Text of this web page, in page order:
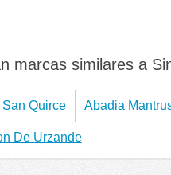
marcas similares a
Quirce Abadia
De Urzande